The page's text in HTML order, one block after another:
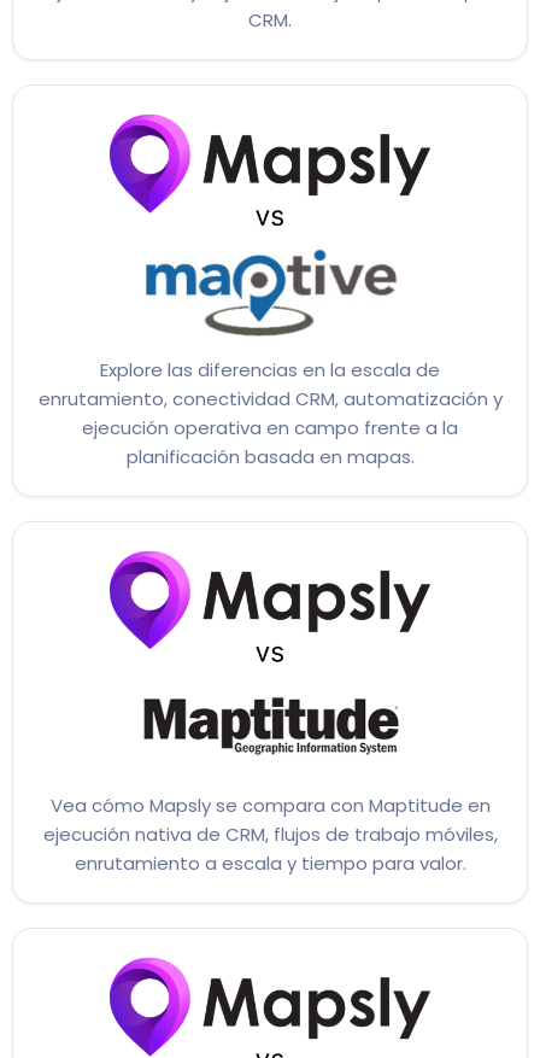
CRM.
Explore las diferencias en la escala de
enrutamiento, conectividad CRM, automatización y
ejecución operativa en campo frente a la
planificación basada en mapas.
Vea cómo Mapsly se compara con Maptitude en
ejecución nativa de CRM, flujos de trabajo móviles,
enrutamiento a escala y tiempo para valor.